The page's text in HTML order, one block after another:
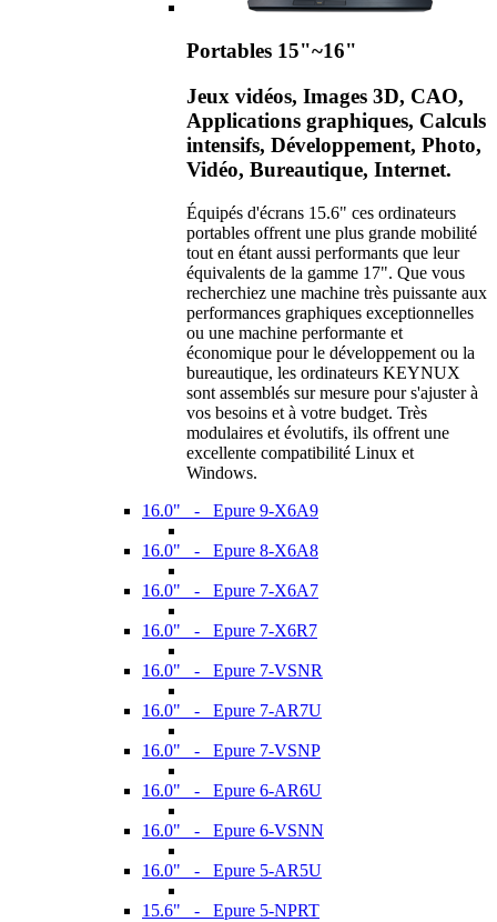
Portables 15"~16"
Jeux vidéos, Images 3D, CAO,
Applications graphiques, Calculs
intensifs, Développement, Photo,
Vidéo, Bureautique, Internet.
Équipés d'écrans 15.6" ces ordinateurs
portables offrent une plus grande mobilité
tout en étant aussi performants que leur
équivalents de la gamme 17". Que vous
recherchiez une machine très puissante aux
performances graphiques exceptionnelles
ou une machine performante et
économique pour le développement ou la
bureautique, les ordinateurs KEYNUX
sont assemblés sur mesure pour s'ajuster à
vos besoins et à votre budget. Très
modulaires et évolutifs, ils offrent une
excellente compatibilité Linux et
Windows.
16.0" - Epure 9-X6A9
16.0" - Epure 8-X6A8
16.0" - Epure 7-X6A7
16.0" - Epure 7-X6R7
16.0" - Epure 7-VSNR
16.0" - Epure 7-AR7U
16.0" - Epure 7-VSNP
16.0" - Epure 6-AR6U
16.0" - Epure 6-VSNN
16.0" - Epure 5-AR5U
15.6" - Epure 5-NPRT